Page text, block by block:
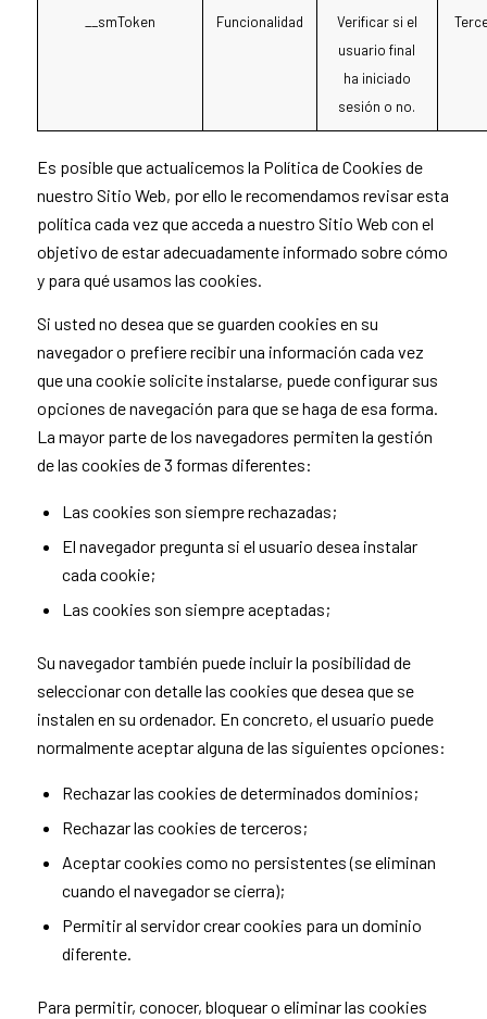
__smToken Funcionalidad
Verificar si el
usuario final
ha iniciado
sesión o no.
Es posible que actualicemos la Política de Cookies de
nuestro Sitio Web, por ello le recomendamos revisar esta
política cada vez que acceda a nuestro Sitio Web con el
objetivo de estar adecuadamente informado sobre cómo
y para qué usamos las cookies.
Si usted no desea que se guarden cookies en su
navegador o prefiere recibir una información cada vez
que una cookie solicite instalarse, puede configurar sus
opciones de navegación para que se haga de esa forma.
La mayor parte de los navegadores permiten la gestión
de las cookies de 3 formas diferentes:
Las cookies son siempre rechazadas;
El navegador pregunta si el usuario desea instalar
cada cookie;
Las cookies son siempre aceptadas;
Su navegador también puede incluir la posibilidad de
seleccionar con detalle las cookies que desea que se
instalen en su ordenador. En concreto, el usuario puede
normalmente aceptar alguna de las siguientes opciones:
Rechazar las cookies de determinados dominios;
Rechazar las cookies de terceros;
Aceptar cookies como no persistentes (se eliminan
cuando el navegador se cierra);
Permitir al servidor crear cookies para un dominio
diferente.
Para permitir, conocer, bloquear o eliminar las cookies